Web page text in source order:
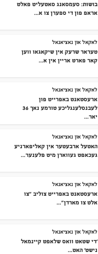
בושות: סעמסאנג סאטעליט פאלט
אראפ פון די ספערן צו א...
לאקאל און נאציאנאל
טעראר שרעק אין שיקאגאו ווען
קאר פארט אריין אין א...
לאקאל און נאציאנאל
ארעסטאנט באפרייט פון
לעבנסלענגליכע טורמע נאך 36
יאר...
לאקאל און נאציאנאל
האטעל ארבעטער אין קאליפארניע
געכאפט געווארן מיט פלענער...
לאקאל און נאציאנאל
ארעסטאנט באפרייט צוליב “צו
אלט צו מארדן”...
לאקאל און נאציאנאל
‘די שטאט וואס שלאפט קיינמאל
נישט’ האט...